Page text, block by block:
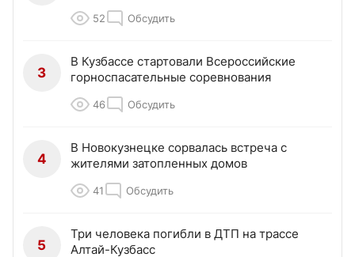
52 Обсудить
3
В Кузбассе стартовали Всероссийские
горноспасательные соревнования
46 Обсудить
4
В Новокузнецке сорвалась встреча с
жителями затопленных домов
41 Обсудить
5
Три человека погибли в ДТП на трассе
Алтай-Кузбасс